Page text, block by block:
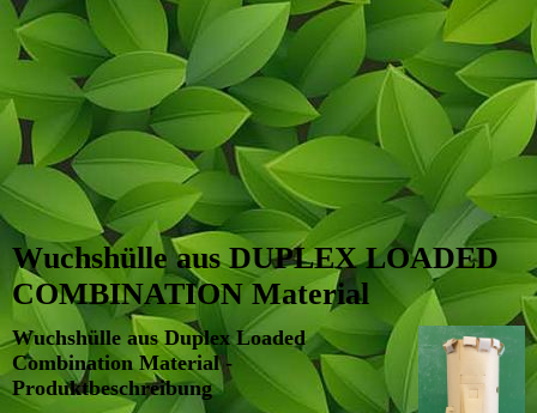
Wuchshülle aus DUPLEX LOADED
COMBINATION Material
Wuchshülle aus Duplex Loaded
Combination Material -
Produktbeschreibung